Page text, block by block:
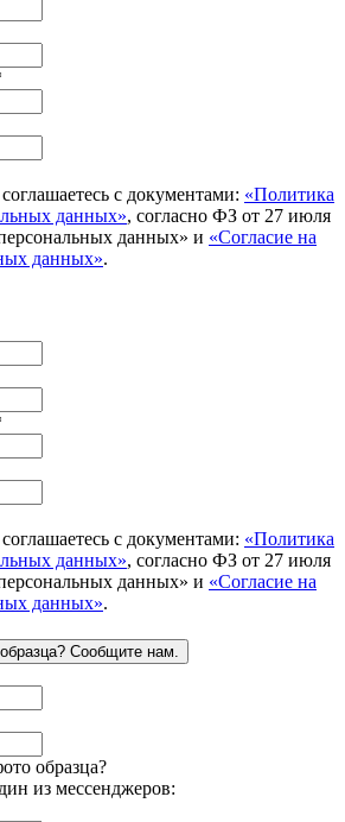
с документами: «Политика
данных», согласно ФЗ от 27 июля
данных» и «Согласие на
данных».
с документами: «Политика
данных», согласно ФЗ от 27 июля
данных» и «Согласие на
данных».
Сообщите нам.
образца?
из мессенджеров: